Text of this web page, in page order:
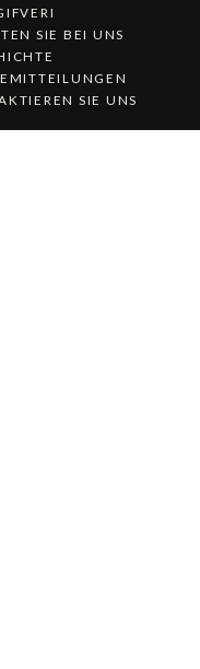
SIE BEI UNS
SIE UNS